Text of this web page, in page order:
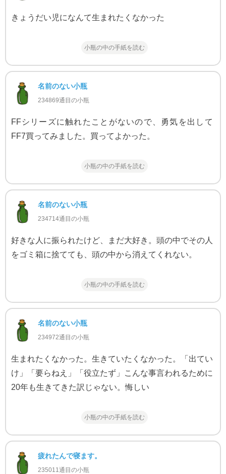
きょうだい児になんて生まれたくなかった
小瓶の中の手紙を読む
名前のない小瓶
234869通目の小瓶
FFシリーズに触れたことがないので、勇気を出して
FF7買ってみました。買ってよかった。
小瓶の中の手紙を読む
名前のない小瓶
234714通目の小瓶
好きな人に振られたけど、まだ大好き。頭の中でその人
をゴミ箱に捨てても、頭の中から消えてくれない。
小瓶の中の手紙を読む
名前のない小瓶
234972通目の小瓶
生まれたくなかった。生きていたくなかった。「出てい
け」「要らねえ」「役立たず」こんな事言われるために
20年も生きてきた訳じゃない。悔しい
小瓶の中の手紙を読む
疲れたんで寝ます。
235011通目の小瓶